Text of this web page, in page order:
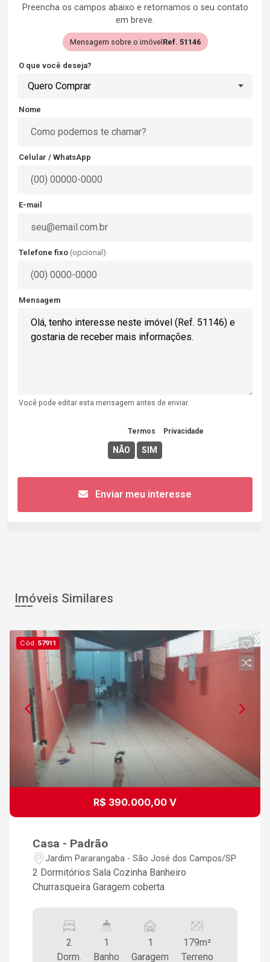
Preencha os campos abaixo e retornamos o seu contato
em breve.
Mensagem sobre o imóvel Ref. 51146
O que você deseja?
Quero Comprar
Nome
Celular / WhatsApp
E-mail
Telefone fixo (opcional)
Mensagem
Você pode editar esta mensagem antes de enviar.
Termos Privacidade
Enviar meu interesse
Imóveis Similares
Cód.57911
R$ 390.000,00 V
Casa - Padrão
Jardim Pararangaba - São José dos Campos/SP
2 Dormitórios Sala Cozinha Banheiro
Churrasqueira Garagem coberta
2
Dorm.
1
Banho
1
Garagem
179m²
Terreno